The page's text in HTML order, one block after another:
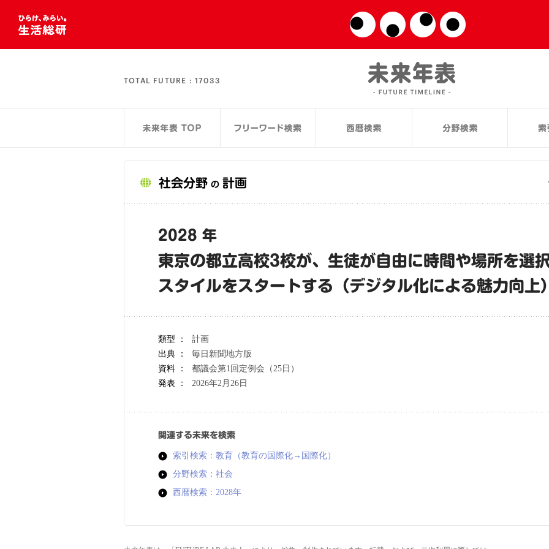
TOTAL FUTURE : 17033
社会分野 の 計画
2028 年
東京の都立高校3校が、生徒が自由に時間や場所を選
スタイルをスタートする（デジタル化による魅力向上
類型 ：
計画
出典 ：
毎日新聞地方版
資料 ：
都議会第1回定例会（25日）
発表 ：
2026年2月26日
関連する未来を検索
索引検索：教育（教育の国際化→国際化）
分野検索：社会
西暦検索：2028年